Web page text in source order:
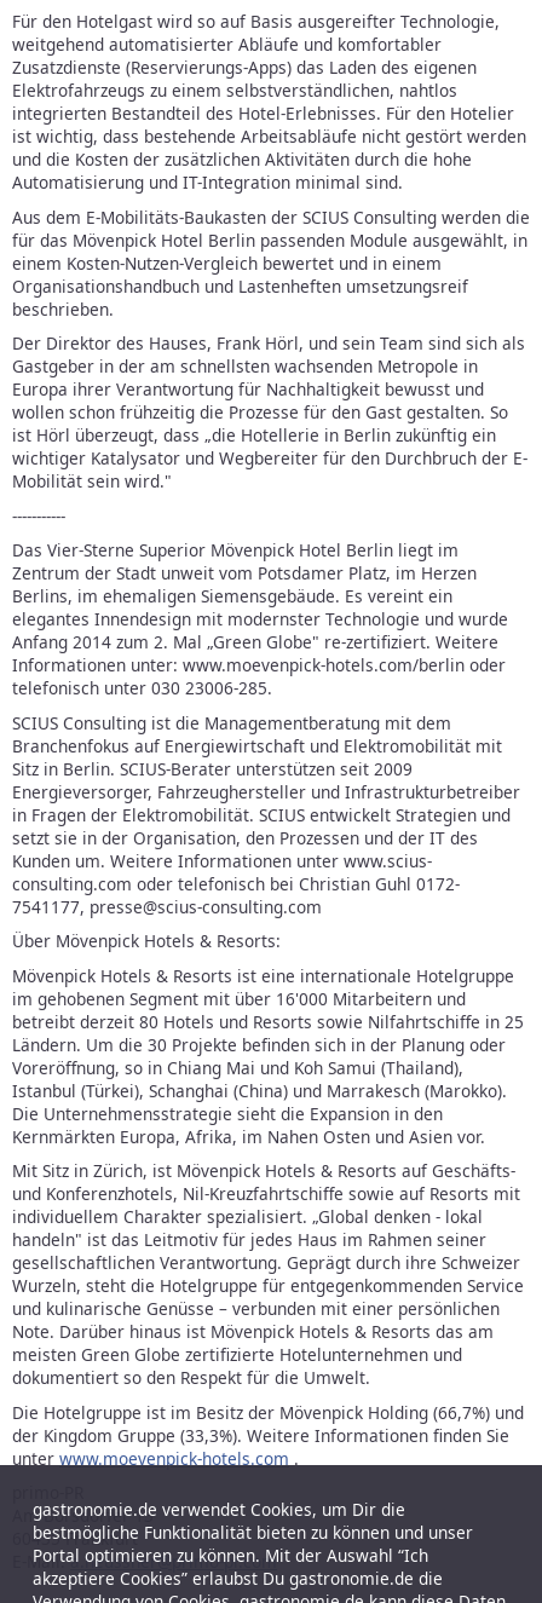
Für den Hotelgast wird so auf Basis ausgereifter Technologie,
weitgehend automatisierter Abläufe und komfortabler
Zusatzdienste (Reservierungs-Apps) das Laden des eigenen
Elektrofahrzeugs zu einem selbstverständlichen, nahtlos
integrierten Bestandteil des Hotel-Erlebnisses. Für den Hotelier
ist wichtig, dass bestehende Arbeitsabläufe nicht gestört werden
und die Kosten der zusätzlichen Aktivitäten durch die hohe
Automatisierung und IT-Integration minimal sind.
Aus dem E-Mobilitäts-Baukasten der SCIUS Consulting werden die
für das Mövenpick Hotel Berlin passenden Module ausgewählt, in
einem Kosten-Nutzen-Vergleich bewertet und in einem
Organisationshandbuch und Lastenheften umsetzungsreif
beschrieben.
Der Direktor des Hauses, Frank Hörl, und sein Team sind sich als
Gastgeber in der am schnellsten wachsenden Metropole in
Europa ihrer Verantwortung für Nachhaltigkeit bewusst und
wollen schon frühzeitig die Prozesse für den Gast gestalten. So
ist Hörl überzeugt, dass „die Hotellerie in Berlin zukünftig ein
wichtiger Katalysator und Wegbereiter für den Durchbruch der E-
Mobilität sein wird."
-----------
Das Vier-Sterne Superior Mövenpick Hotel Berlin liegt im
Zentrum der Stadt unweit vom Potsdamer Platz, im Herzen
Berlins, im ehemaligen Siemensgebäude. Es vereint ein
elegantes Innendesign mit modernster Technologie und wurde
Anfang 2014 zum 2. Mal „Green Globe" re-zertifiziert. Weitere
Informationen unter: www.moevenpick-hotels.com/berlin oder
telefonisch unter 030 23006-285.
SCIUS Consulting ist die Managementberatung mit dem
Branchenfokus auf Energiewirtschaft und Elektromobilität mit
Sitz in Berlin. SCIUS-Berater unterstützen seit 2009
Energieversorger, Fahrzeughersteller und Infrastrukturbetreiber
in Fragen der Elektromobilität. SCIUS entwickelt Strategien und
setzt sie in der Organisation, den Prozessen und der IT des
Kunden um. Weitere Informationen unter www.scius-
consulting.com oder telefonisch bei Christian Guhl 0172-
7541177, presse@scius-consulting.com
Über Mövenpick Hotels & Resorts:
Mövenpick Hotels & Resorts ist eine internationale Hotelgruppe
im gehobenen Segment mit über 16'000 Mitarbeitern und
betreibt derzeit 80 Hotels und Resorts sowie Nilfahrtschiffe in 25
Ländern. Um die 30 Projekte befinden sich in der Planung oder
Voreröffnung, so in Chiang Mai und Koh Samui (Thailand),
Istanbul (Türkei), Schanghai (China) und Marrakesch (Marokko).
Die Unternehmensstrategie sieht die Expansion in den
Kernmärkten Europa, Afrika, im Nahen Osten und Asien vor.
Mit Sitz in Zürich, ist Mövenpick Hotels & Resorts auf Geschäfts-
und Konferenzhotels, Nil-Kreuzfahrtschiffe sowie auf Resorts mit
individuellem Charakter spezialisiert. „Global denken - lokal
handeln" ist das Leitmotiv für jedes Haus im Rahmen seiner
gesellschaftlichen Verantwortung. Geprägt durch ihre Schweizer
Wurzeln, steht die Hotelgruppe für entgegenkommenden Service
und kulinarische Genüsse – verbunden mit einer persönlichen
Note. Darüber hinaus ist Mövenpick Hotels & Resorts das am
meisten Green Globe zertifizierte Hotelunternehmen und
dokumentiert so den Respekt für die Umwelt.
Die Hotelgruppe ist im Besitz der Mövenpick Holding (66,7%) und
der Kingdom Gruppe (33,3%). Weitere Informationen finden Sie
unter www.moevenpick-hotels.com .
Am Borsdorfer 13
60435 Frankfurt
E-Mail:a.heussner@primo-pr.com
gastronomie.de verwendet Cookies, um Dir die
bestmögliche Funktionalität bieten zu können und unser
Portal optimieren zu können. Mit der Auswahl “Ich
akzeptiere Cookies” erlaubst Du gastronomie.de die